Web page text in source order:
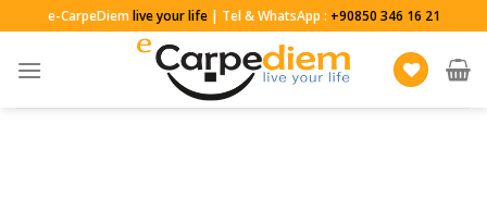
to
content
e-CarpeDiemlive your life| Tel & WhatsApp : +90850 346 16 21